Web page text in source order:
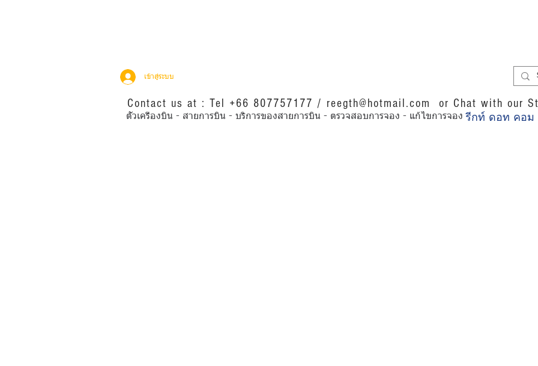
เข้าสู่ระบบ
Contact us at : Tel +66 807757177 / reegth@hotmail.com or Chat with our
ตั๋วเครื่องบิน - สายการบิน - บริการของสายการบิน - ตรวจสอบการจอง - แก้ไขการจอง รีกท์ ดอท คอม